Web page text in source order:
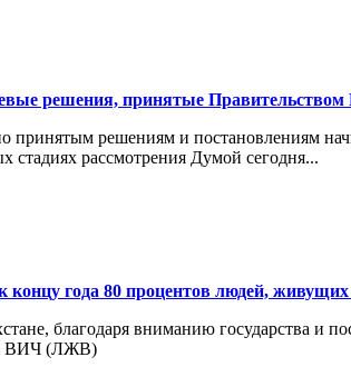
решения, принятые
принятым решениям и постановлениям
рассмотрения Думой сегодня...
концу года 80 процентов людей,
благодаря вниманию государства
ВИЧ (ЛЖВ)